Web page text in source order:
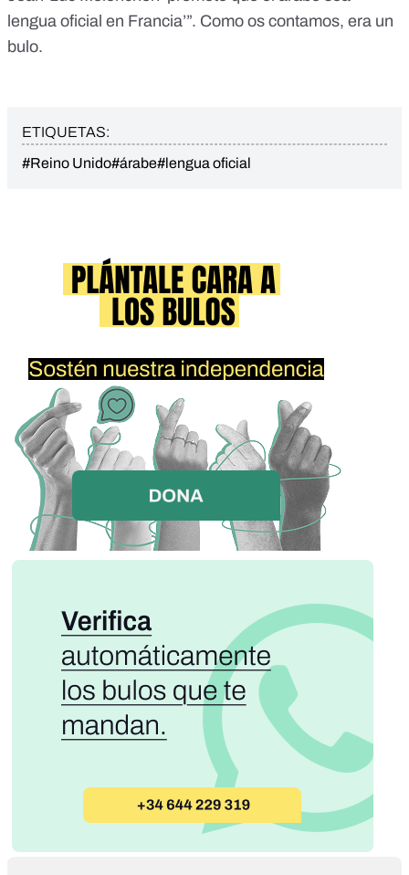
lengua oficial en Francia’”. Como os contamos, era un
bulo.
ETIQUETAS:
#Reino Unido#árabe#lengua oficial